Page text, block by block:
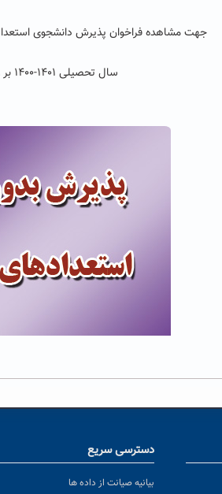
جهت مشاهده فراخوان پذیرش دانشجوی
سال تحصیلی ۱۴۰۱-۱۴۰۰ بر روی
دسترسی سریع
بیانیه صیانت از داده ها